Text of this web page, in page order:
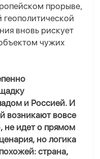
прорыве,
вновь рискует
чужих
и Россией. И
возникают вовсе
не идет о прямом
но логика
страна,